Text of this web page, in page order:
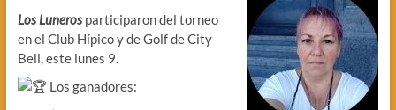
Los Lunerosparticiparon del torneo
en el Club Hípico y de Golf de City
Bell, este lunes 9.
Los ganadores: